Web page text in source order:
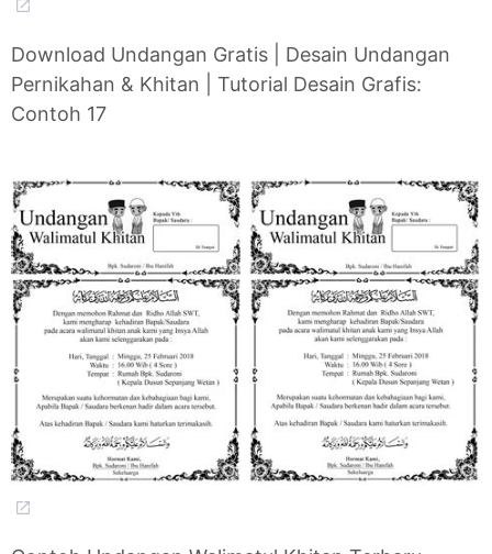
Download Undangan Gratis | Desain Undangan
Pernikahan & Khitan | Tutorial Desain Grafis:
Contoh 17